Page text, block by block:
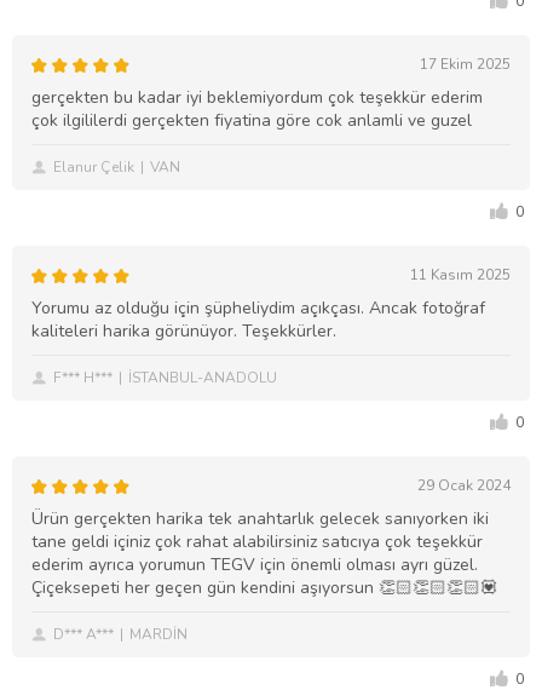
17 Ekim 2025
gerçekten bu kadar iyi beklemiyordum çok teşekkür ederim
çok ilgililerdi gerçekten fiyatina göre cok anlamli ve guzel
Elanur Çelik VAN
0
11 Kasım 2025
Yorumu az olduğu için şüpheliydim açıkçası. Ancak fotoğraf
kaliteleri harika görünüyor. Teşekkürler.
F*** H*** İSTANBUL-ANADOLU
0
29 Ocak 2024
Ürün gerçekten harika tek anahtarlık gelecek sanıyorken iki
tane geldi içiniz çok rahat alabilirsiniz satıcıya çok teşekkür
ederim ayrıca yorumun TEGV için önemli olması ayrı güzel.
Çiçeksepeti her geçen gün kendini aşıyorsun 👏🏻👏🏻👏🏻💟
D*** A*** MARDİN
0